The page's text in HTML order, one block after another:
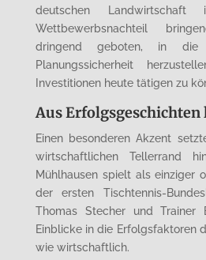
deutschen
Wettbewerbsnachteil
dringend geboten, in die
Planungssicherheit
Investitionen heute tätigen zu
Aus Erfolgsgeschichten
Einen besonderen Akzent
wirtschaftlichen Tellerrand
Mühlhausen spielt als einziger
der ersten Tischtennis-
Thomas Stecher und Trainer
Einblicke in die Erfolgsfaktoren
wie wirtschaftlich.